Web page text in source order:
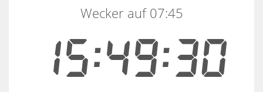
15:49:31
Wecker auf 07:45